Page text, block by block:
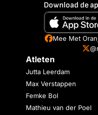
Download de
Mee Met
Atleten
Jutta Leerdam
Max Verstappen
Femke Bol
Mathieu van der Poel